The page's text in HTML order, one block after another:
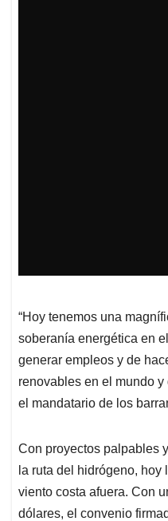
“Hoy tenemos una
soberanía energética en
generar empleos y de
renovables en el mundo
el mandatario de los
Con proyectos palpables
la ruta del hidrógeno, hoy
viento costa afuera. Con
dólares, el convenio